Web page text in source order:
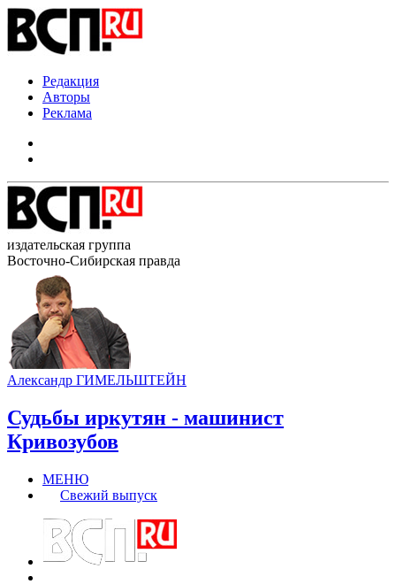
Редакция
Авторы
Реклама
издательская группа
Восточно-Сибирская правда
Александр ГИМЕЛЬШТЕЙН
Судьбы иркутян - машинист
Кривозубов
МЕНЮ
Свежий выпуск